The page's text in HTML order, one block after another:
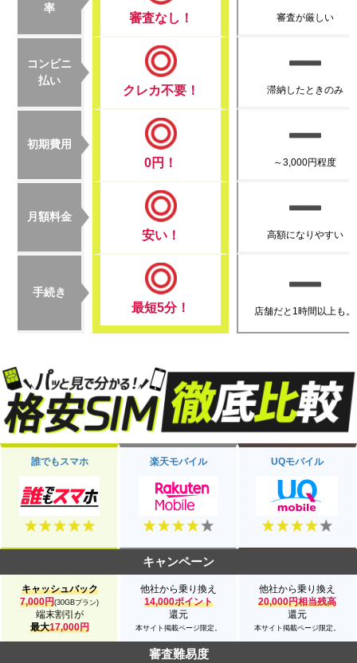
率
審査なし！ 審査が厳しい
コンビニ
払い
クレカ不要！ 滞納したときのみ
初期費用
0円！ ～3,000円程度
月額料金
安い！ 高額になりやすい
手続き
最短5分！ 店舗だと1時間以上も。
誰でもスマホ 楽天モバイル UQモバイル
キャンペーン
キャッシュバック
7,000円(30GBプラン)
端末割引が
最大17,000円
他社から乗り換え
14,000ポイント
還元
本サイト掲載ページ限定。
他社から乗り換え
20,000円相当残高
還元
本サイト掲載ページ限定。
審査難易度